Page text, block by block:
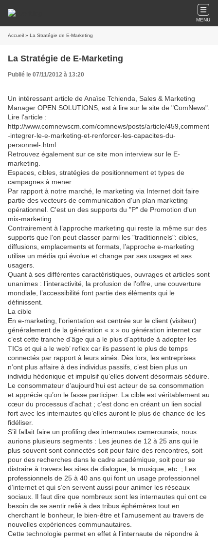
MENU
Accueil » La Stratégie de E-Marketing
La Stratégie de E-Marketing
Publié le 07/11/2012 à 13:20
Un intéressant article de Anaïse Tchienda, Sales & Marketing
Manager OPEN SOLUTIONS, est à lire sur le site de "ComNews".
Lire l'article :
http://www.comnewscm.com/comnews/posts/article/459,comment
-integrer-le-e-marketing-et-renforcer-les-capacites-du-
personnel-.html
Retrouvez également sur ce site mon interview sur le E-
marketing.
Espaces, cibles, stratégies de positionnement et types de
campagnes à mener
Par rapport à notre marché, le marketing via Internet doit faire
partie des vecteurs de communication d'un plan marketing
opérationnel. C'est un des supports du "P" de Promotion d'un
mix-marketing.
Contrairement à l’approche marketing qui reste la même sur des
supports que l'on peut classer parmi les "traditionnels": cibles,
diffusions, emplacements et formats, l’approche e-marketing
utilise un média qui évolue et change par ses usages et ses
usagers.
Quant à ses différentes caractéristiques, ouvrages et articles sont
unanimes : l’interactivité, la profusion de l’offre, une couverture
mondiale, l’accessibilité font partie des éléments qui le
définissent.
La cible
En e-marketing, l'orientation est centrée sur le client (visiteur)
généralement de la génération « x » ou génération internet car
c’est cette tranche d’âge qui a le plus d’aptitude à adopter les
TICs et qui a le web’ reflex car ils passent le plus de temps
connectés par rapport à leurs ainés. Dès lors, les entreprises
n’ont plus affaire à des individus passifs, c’est bien plus un
individu hédonique et impulsif qu’elles doivent désormais séduire.
Le consommateur d’aujourd’hui est acteur de sa consommation
et apprécie qu’on le fasse participer. La cible est véritablement au
cœur du processus d’achat ; c’est donc en créant un lien social
fort avec les internautes qu’elles auront le plus de chance de les
fidéliser.
S’il fallait faire un profiling des internautes camerounais, nous
aurions plusieurs segments : Les jeunes de 12 à 25 ans qui le
plus souvent sont connectés soit pour faire des rencontres, soit
pour des recherches dans le cadre académique, soit pour se
distraire à travers les sites de dialogue, la musique, etc. ; Les
professionnels de 25 à 40 ans qui font un usage professionnel
d’internet et qui s’en servent aussi pour animer les réseaux
sociaux. Il faut dire que nombreux sont les internautes qui ont ce
besoin de se sentir relié à des tribus éphémères tout en
cherchant le bonheur, le bien-être et l’amusement au travers de
nouvelles expériences communautaires.
Cette technologie permet en effet à l’internaute de répondre à